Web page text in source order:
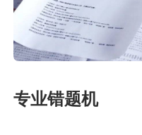
专业错题机